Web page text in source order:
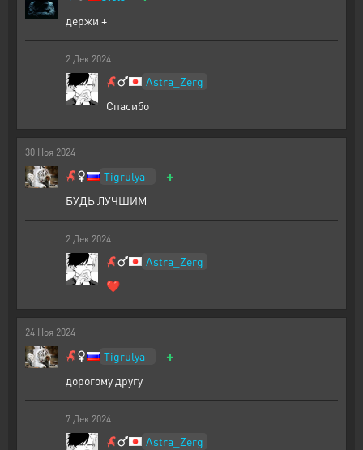
держи +
2 Дек 2024
Astra_Zerg
Спасибо
30 Ноя 2024
Tigrulya_ +
БУДЬ ЛУЧШИМ
2 Дек 2024
Astra_Zerg
❤
24 Ноя 2024
Tigrulya_ +
дорогому другу
7 Дек 2024
Astra_Zerg